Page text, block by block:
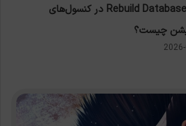
عملکرد Rebuild Database در کنسول‌های
چیست؟